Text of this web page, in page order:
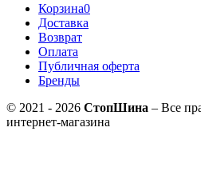
Корзина0
Доставка
Возврат
Оплата
Публичная оферта
Бренды
© 2021 - 2026 СтопШина – Все
интернет-магазина